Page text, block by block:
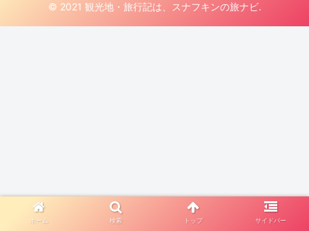
© 2021 観光地・旅行記は、スナフキンの旅ナビ.
ホーム 検索 トップ サイドバー